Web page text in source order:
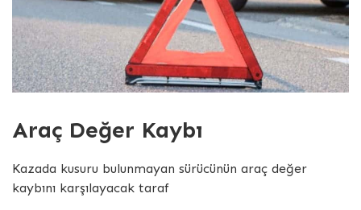
Araç Değer Kaybı
Kazada kusuru bulunmayan sürücünün araç değer
kaybını karşılayacak taraf